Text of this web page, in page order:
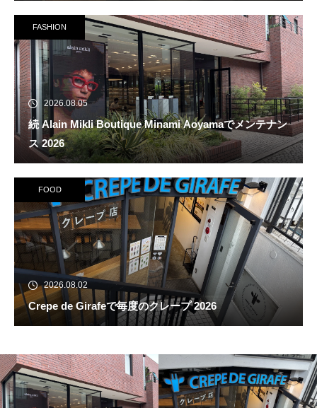
FASHION
2026.08.05
続 Alain Mikli Boutique Minami Aoyamaでメンテナン
ス 2026
FOOD
2026.08.02
Crepe de Girafeで毎度のクレープ 2026
続 Alain Mikli Boutique Minami A
oyamaでメンテナンス 2026